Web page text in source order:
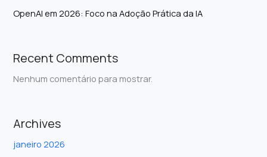
OpenAI em 2026: Foco na Adoção Prática da IA
Recent Comments
Nenhum comentário para mostrar.
Archives
janeiro 2026